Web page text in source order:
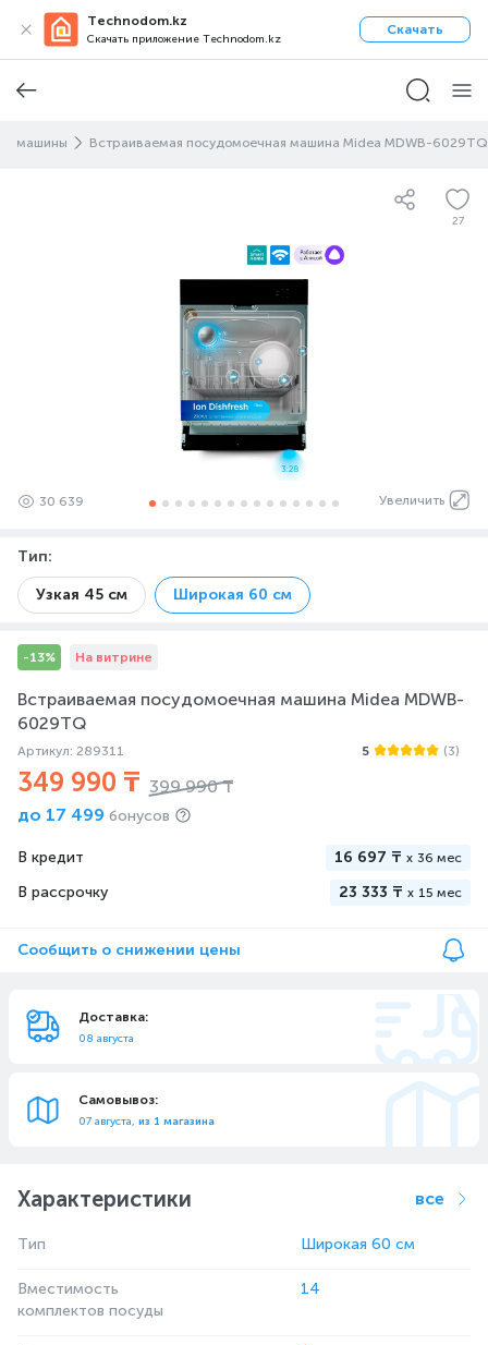
Technodom.kz
Скачать приложение Technodom.kz
Скачать
машины Встраиваемая посудомоечная машина Midea MDWB-6029TQ
27
Увеличить
30 639
Тип:
Узкая 45 см Широкая 60 см
-13% На витрине
Встраиваемая посудомоечная машина Midea MDWB-
6029TQ
Артикул: 289311 5 (3)
349 990 ₸ 399 990 ₸
до 17 499 бонусов
В кредит 16 697 ₸ x 36 мес
В рассрочку 23 333 ₸ x 15 мес
Сообщить о снижении цены
Доставка:
08 августа
Самовывоз:
07 августа, из 1 магазина
Характеристики все
Тип Широкая 60 см
Вместимость
комплектов посуды
14